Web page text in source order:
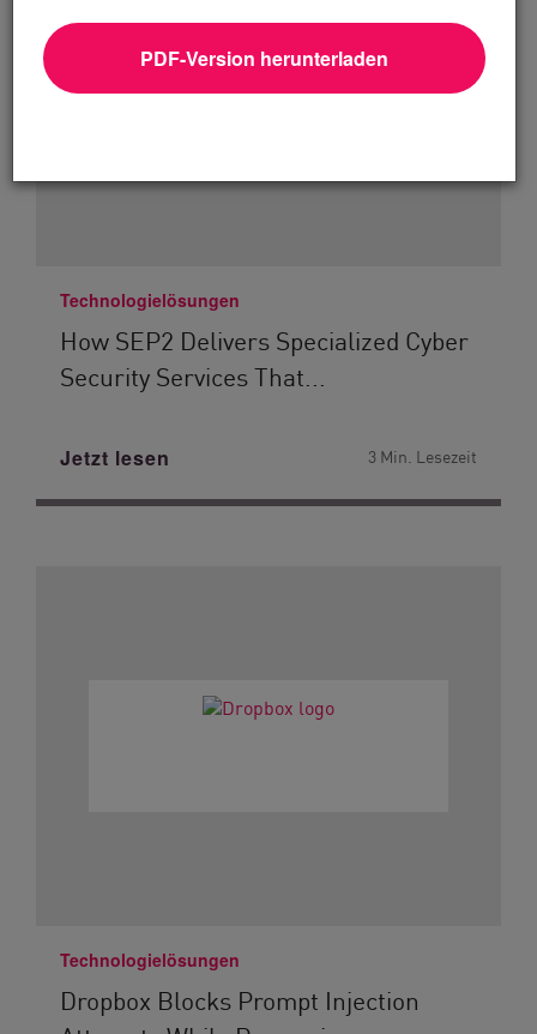
PDF-Version herunterladen
Technologielösungen
How SEP2 Delivers Specialized Cyber
Security Services That...
Jetzt lesen 3 Min. Lesezeit
Technologielösungen
Dropbox Blocks Prompt Injection